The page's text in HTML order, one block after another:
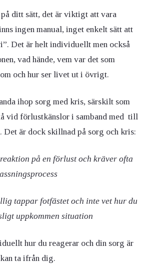
ditt sätt, det är viktigt att vara
ingen manual, inget enkelt sätt att
Det är helt individuellt men också
vad hände, vem var det som
och hur ser livet ut i övrigt.
ihop sorg med kris, särskilt som
vid förlustkänslor i samband med till
Det är dock skillnad på sorg och kris:
på en förlust och kräver ofta
tappar fotfästet och inte vet hur du
uppkommen situation
hur du reagerar och din sorg är
ta ifrån dig.